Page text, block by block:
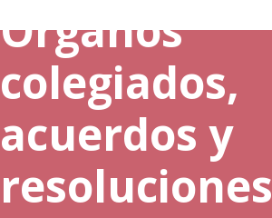
Órganos
colegiados,
acuerdos y
resoluciones